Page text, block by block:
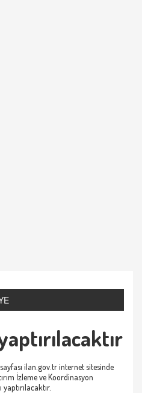
ilan.gov.tr internet sitesinde
İzleme ve Koordinasyon